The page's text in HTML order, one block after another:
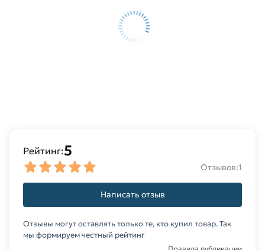
Рейтинг:5
Отзывов:1
Написать отзыв
Отзывы могут оставлять только те, кто купил товар. Так
мы формируем честный рейтинг